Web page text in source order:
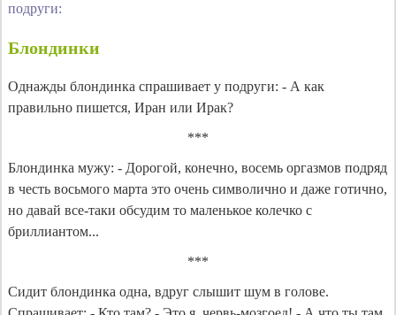
подруги:
Блондинки
Однажды блондинка спрашивает у подруги: - А как
правильно пишется, Иран или Ирак?
***
Блондинка мужу: - Дорогой, конечно, восемь оргазмов подряд
в честь восьмого марта это очень символично и даже готично,
но давай все-таки обсудим то маленькое колечко с
бриллиантом...
***
Сидит блондинка одна, вдруг слышит шум в голове.